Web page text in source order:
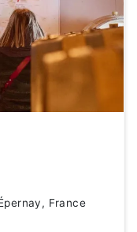
France